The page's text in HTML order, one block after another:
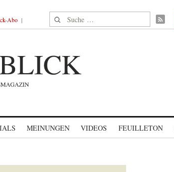
Abo Suche nach:
MEINUNGEN VIDEOS FEUILLETON